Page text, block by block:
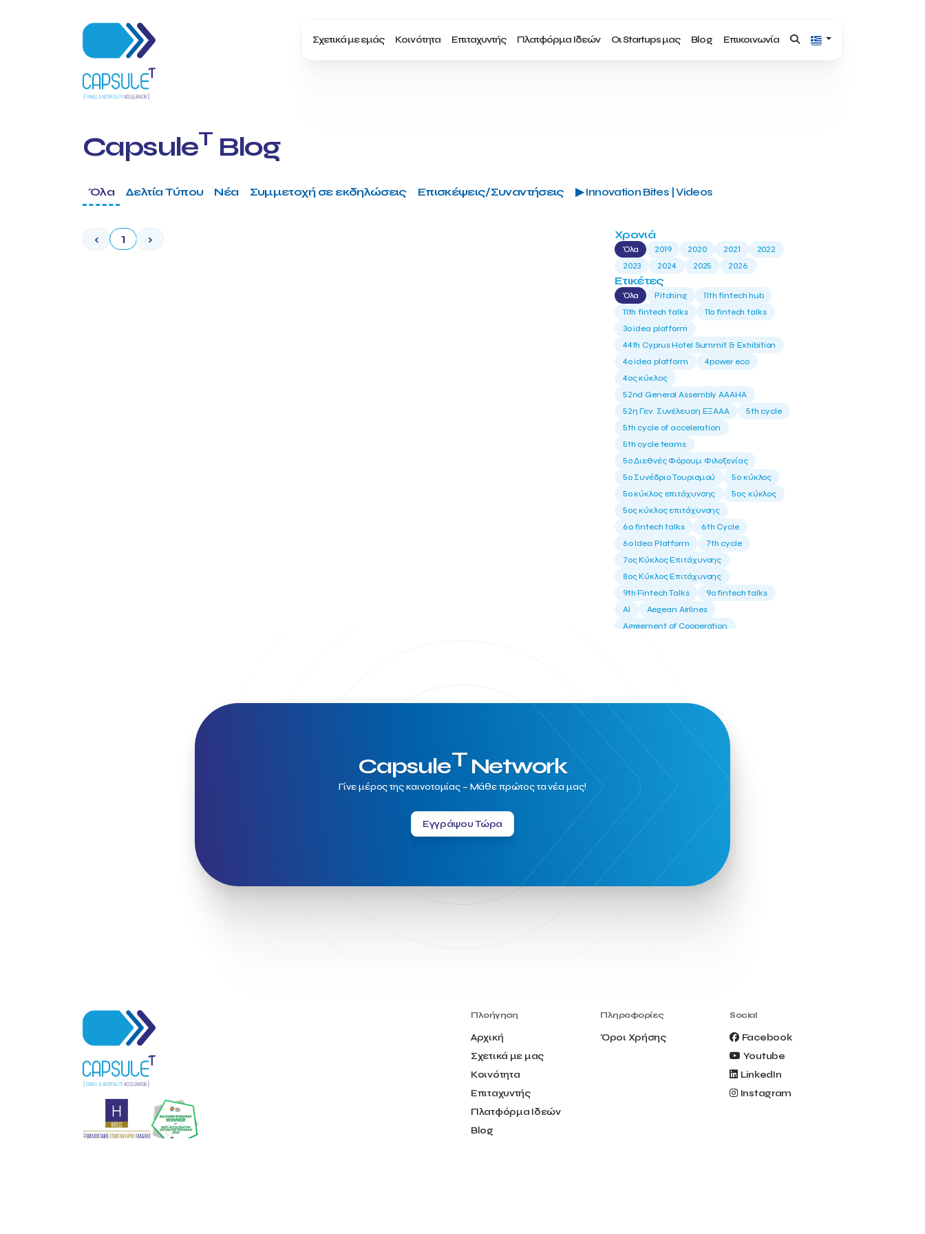
Σχετικά με εμάς Κοινότητα Επιταχυντής Πλατφόρμα Ιδεών Οι Startups μας Blog Επικοινωνία
CapsuleT Blog
Όλα Δελτία Τύπου Νέα Συμμετοχή σε εκδηλώσεις Επισκέψεις/Συναντήσεις ▶ Innovation Bites | Videos
‹ 1 › Χρονιά
Όλα 2019 2020 2021
2022
2023
2024 2025 2026
Ετικέτες
Όλα Pitching
11th fintech hub
11th fintech talks
11ο fintech talks
3o idea platform
44th Cyprus Hotel Summit & Exhibition
4o idea platform
4power eco
4ος κύκλος
52nd General Assembly AAAHA
52η Γεν. Συνέλευση ΕΞΑΑΑ
5th cycle
5th cycle of acceleration
5th cycle teams
5ο Διεθνές Φόρουμ Φιλοξενίας
5ο Συνέδριο Τουρισμού
5ο κύκλος
5ο κύκλος επιτάχυνσης
5ος κύκλος
5ος κύκλος επιτάχυνσης
6o fintech talks
6th Cycle
6ο Idea Platform
7th cycle
7ος Κύκλος Επιτάχυνσης
8ος Κύκλος Επιτάχυνσης
9th Fintech Talks
9ο fintech talks
AI
Aegean Airlines
Agreement of Cooperation
Amirandes Grecotel Boutique Resort
Angela Gerekou
Applications
Archimedes Center
Artificial Intelligence
Athens News Agency
Athens University of Economics &
Business
Best accelerator
Best incubator
Bizrupt
Booths 34-35
Borrn
Boutique Hotel
Cactus Royal Spa & Resort Hotel.
Campsaround
Canaves Oia Suites
Creta Maris
Creta Palm
Culture
Deliverback
CapsuleTNetwork
Γίνε μέρος της καινοτομίας – Μάθε πρώτος τα νέα μας!
Εγγράψου Τώρα
Πλοήγηση
Αρχική
Σχετικά με μας
Κοινότητα
Επιταχυντής
Πλατφόρμα Ιδεών
Blog
Πληροφορίες
Όροι Χρήσης
Social
Facebook
Youtube
LinkedIn
Instagram